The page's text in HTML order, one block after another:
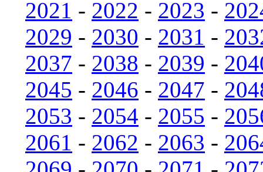
2021 - 2022 - 2023 -
2029 - 2030 - 2031 -
2037 - 2038 - 2039 -
2045 - 2046 - 2047 -
2053 - 2054 - 2055 -
2061 - 2062 - 2063 -